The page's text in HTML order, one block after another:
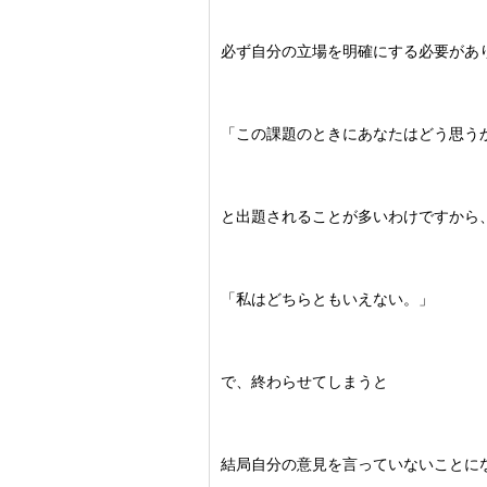
必ず自分の立場を明確にする必要があ
「この課題のときにあなたはどう思う
と出題されることが多いわけですから、
「私はどちらともいえない。」
で、終わらせてしまうと
結局自分の意見を言っていないことに